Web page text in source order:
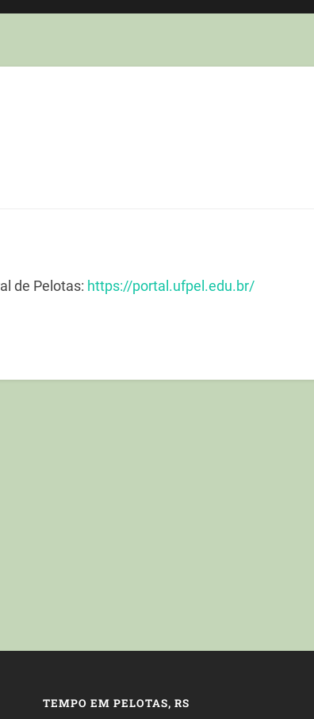
de Pelotas: https://portal.ufpel.edu.br/
TEMPO EM PELOTAS, RS